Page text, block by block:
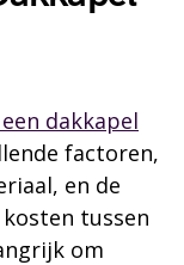
dakkapel
factoren,
en de
tussen
om